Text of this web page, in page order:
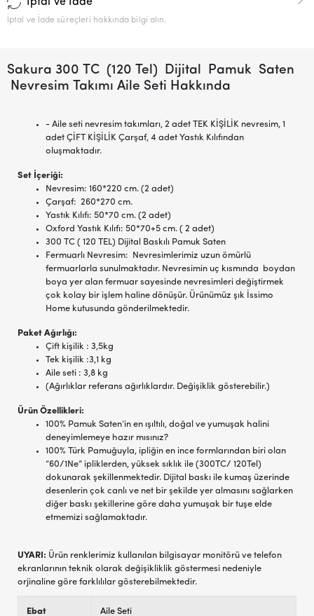
İptal ve İade süreçleri hakkında bilgi alın.
Sakura 300 TC (120 Tel) Dijital Pamuk Saten
Nevresim Takımı Aile Seti Hakkında
- Aile seti nevresim takımları, 2 adet TEK KİŞİLİK nevresim, 1
adet ÇİFT KİŞİLİK Çarşaf, 4 adet Yastık Kılıfından
oluşmaktadır.
Set İçeriği:
Nevresim: 160*220 cm. (2 adet)
Çarşaf: 260*270 cm.
Yastık Kılıfı: 50*70 cm. (2 adet)
Oxford Yastık Kılıfı: 50*70+5 cm. ( 2 adet)
300 TC ( 120 TEL) Dijital Baskılı Pamuk Saten
Fermuarlı Nevresim: Nevresimlerimiz uzun ömürlü
fermuarlarla sunulmaktadır. Nevresimin uç kısmında boydan
boya yer alan fermuar sayesinde nevresimleri değiştirmek
çok kolay bir işlem haline dönüşür. Ürünümüz şık İssimo
Home kutusunda gönderilmektedir.
Paket Ağırlığı:
Çift kişilik : 3,5kg
Tek kişilik :3,1 kg
Aile seti : 3,8 kg
(Ağırlıklar referans ağırlıklardır. Değişiklik gösterebilir.)
Ürün Özellikleri:
100% Pamuk Saten’in en ışıltılı, doğal ve yumuşak halini
deneyimlemeye hazır mısınız?
100% Türk Pamuğuyla, ipliğin en ince formlarından biri olan
“60/1Ne” ipliklerden, yüksek sıklık ile (300TC/ 120Tel)
dokunarak şekillenmektedir. Dijital baskı ile kumaş üzerinde
desenlerin çok canlı ve net bir şekilde yer almasını sağlarken
diğer baskı şekillerine göre daha yumuşak bir tuşe elde
etmemizi sağlamaktadır.
UYARI: Ürün renklerimiz kullanılan bilgisayar monitörü ve telefon
ekranlarının teknik olarak değişikliklik göstermesi nedeniyle
orjinaline göre farklılılar gösterebilmektedir.
Ebat Aile Seti